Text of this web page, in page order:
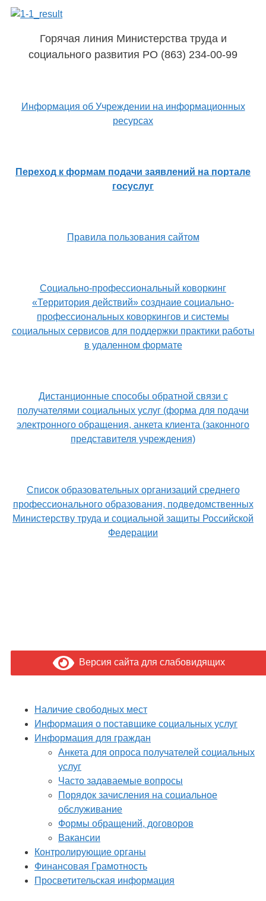
Горячая линия Министерства труда и
социального развития РО (863) 234-00-99
Информация об Учреждении на информационных
ресурсах
Переход к формам подачи заявлений на портале
госуслуг
Правила пользования сайтом
Социально-профессиональный коворкинг
«Территория действий» созднаие социально-
профессиональных коворкингов и системы
социальных сервисов для поддержки практики работы
в удаленном формате
Дистанционные способы обратной связи с
получателями социальных услуг (форма для подачи
электронного обращения, анкета клиента (законного
представителя учреждения)
Список образовательных организаций среднего
профессионального образования, подведомственных
Министерству труда и социальной защиты Российской
Федерации
Версия сайта для слабовидящих
Наличие свободных мест
Информация о поставщике социальных услуг
Информация для граждан
Анкета для опроса получателей социальных
услуг
Часто задаваемые вопросы
Порядок зачисления на социальное
обслуживание
Формы обращений, договоров
Вакансии
Контролирующие органы
Финансовая Грамотность
Просветительская информация